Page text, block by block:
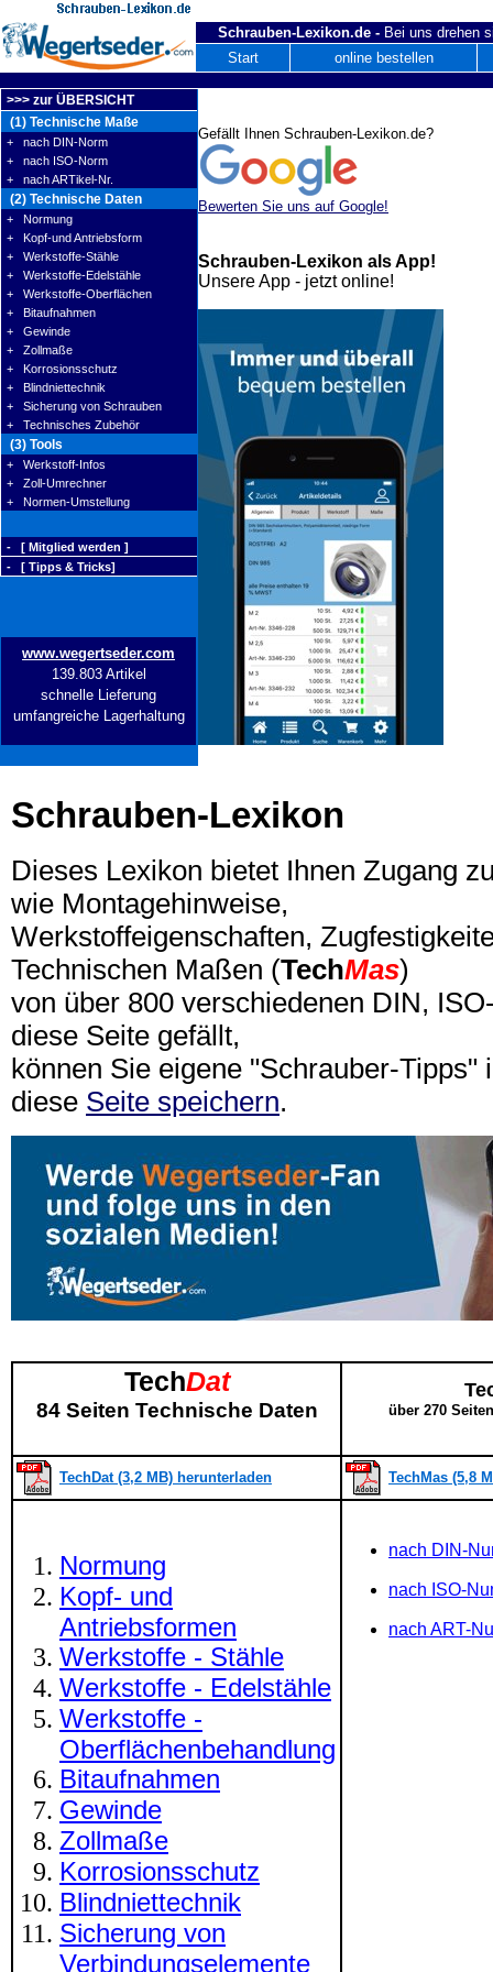
Schrauben-Lexikon.de - Bei uns drehen
Start
online bestellen
>>> zur ÜBERSICHT
(1) Technische Maße
+ nach DIN-Norm
+ nach ISO-Norm
+ nach ARTikel-Nr.
(2) Technische Daten
+ Normung
+ Kopf-und Antriebsform
+ Werkstoffe-Stähle
+ Werkstoffe-Edelstähle
+ Werkstoffe-Oberflächen
+ Bitaufnahmen
+ Gewinde
+ Zollmaße
+ Korrosionsschutz
+ Blindniettechnik
+ Sicherung von Schrauben
+ Technisches Zubehör
(3) Tools
+ Werkstoff-Infos
+ Zoll-Umrechner
+ Normen-Umstellung
- [ Mitglied werden ]
- [ Tipps & Tricks]
www.wegertseder.com
139.803 Artikel
schnelle Lieferung
umfangreiche Lagerhaltung
Schrauben-Lexikon
Dieses Lexikon bietet Ihnen Zugang
wie Montagehinweise,
Werkstoffeigenschaften,
Technischen Maßen (TechMas)
von über 800 verschiedenen DIN,
diese Seite gefällt,
können Sie eigene "Schrauber-Tipps"
diese Seite speichern.
TechDat
84 Seiten Technische Daten über 270
TechDat (3,2 MB) herunterladen TechMas (5,8
Normung
Kopf- und
Antriebsformen
Werkstoffe - Stähle
Werkstoffe - Edelstähle
Werkstoffe -
Oberflächenbehandlung
Bitaufnahmen
Gewinde
Zollmaße
Korrosionsschutz
Blindniettechnik
Sicherung von
Verbindungselemente
nach DIN-
nach ISO-
nach ART-
Gefällt Ihnen Schrauben-Lexikon.de?
Bewerten Sie uns auf Google!
Schrauben-Lexikon als App!
Unsere App - jetzt online!